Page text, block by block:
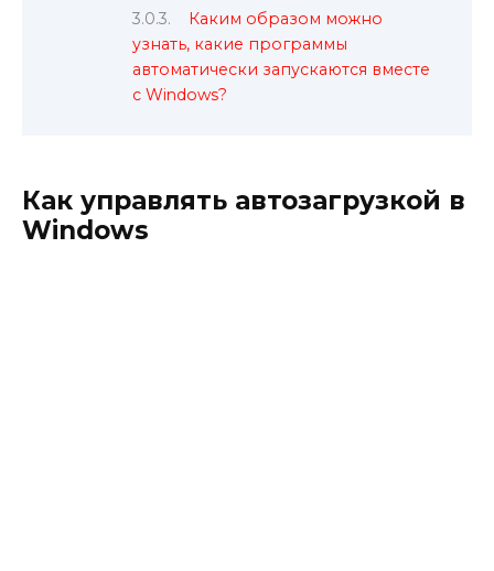
Каким образом можно
узнать, какие программы
автоматически запускаются вместе
с Windows?
Как управлять автозагрузкой в
Windows